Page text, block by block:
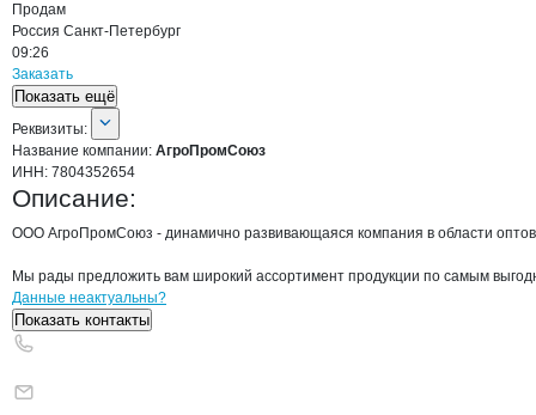
Продам
Россия Санкт-Петербург
09:26
Заказать
Показать ещё
О компании
Реквизиты
Реквизиты:
Название компании: АгроПромСоюз
ИНН: 7804352654
Описание:
ООО АгроПромСоюз - динамично развивающаяся компания в области
Мы рады предложить вам широкий ассортимент продукции по самым
Контактыкомпании
+7(800)000-00-..
Данные неактуальны?
Показать контакты